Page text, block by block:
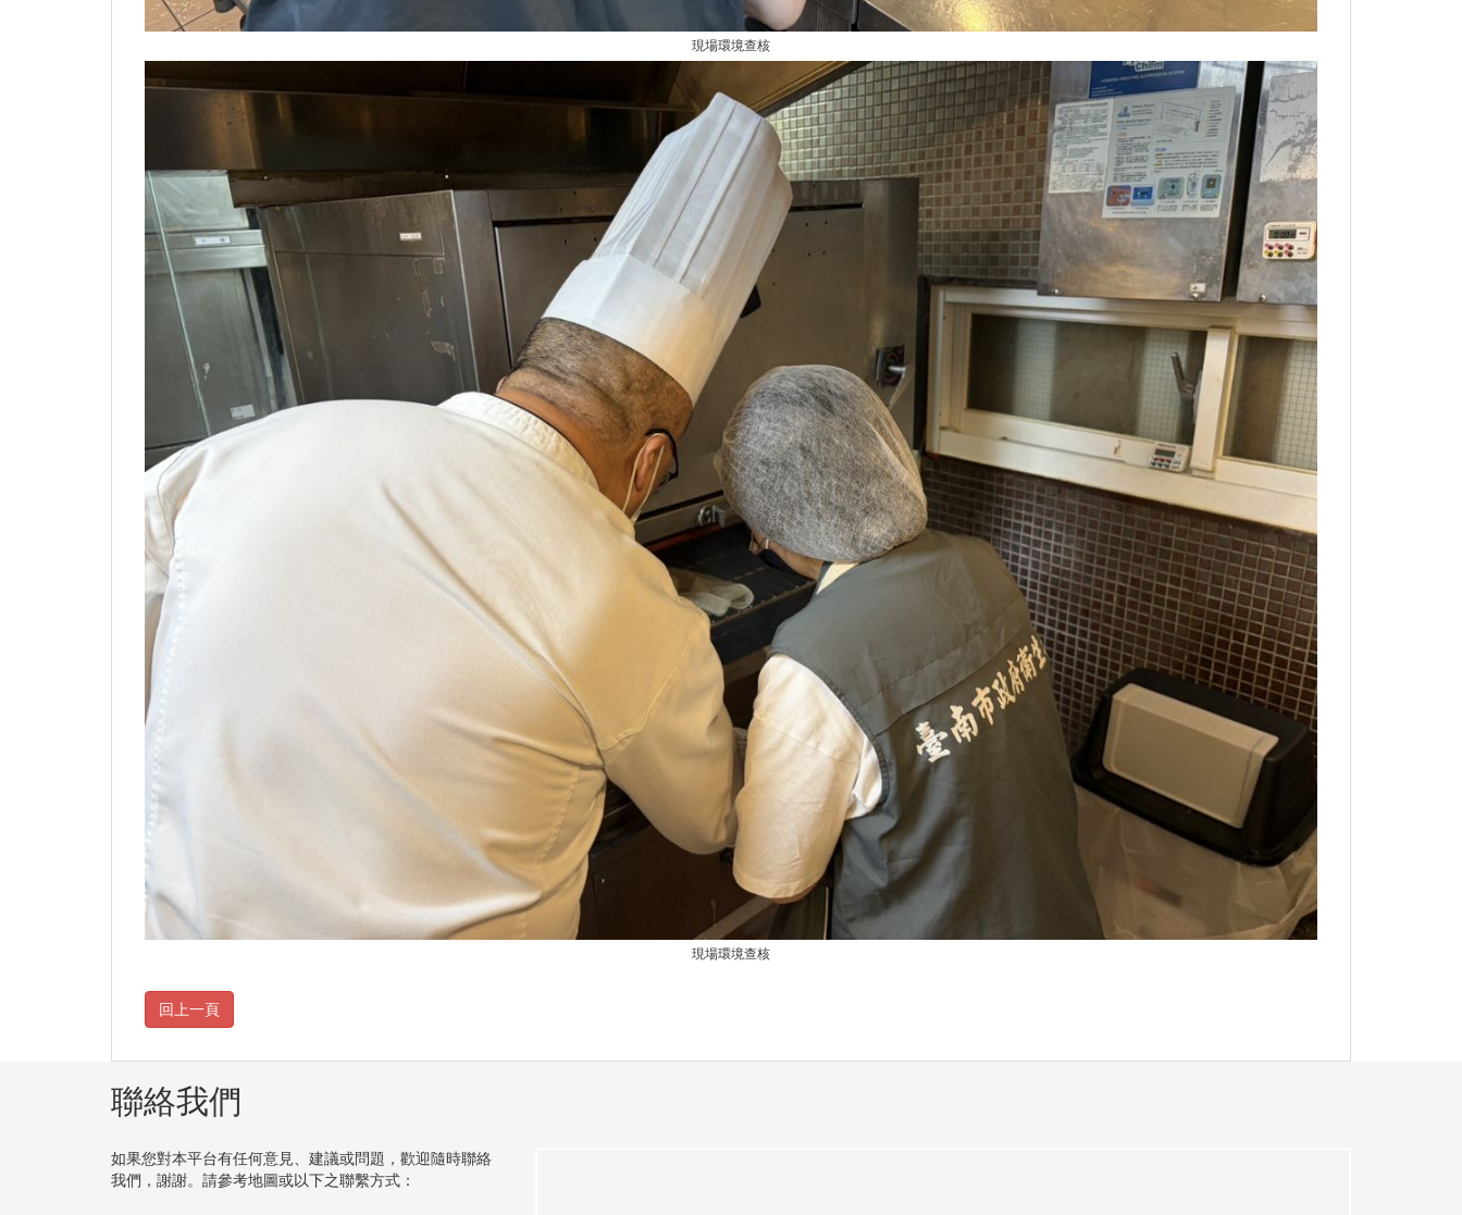
現場環境查核
現場環境查核
聯絡我們
如果您對本平台有任何意見、建議或問題，歡迎隨時聯絡
我們，謝謝。請參考地圖或以下之聯繫方式：